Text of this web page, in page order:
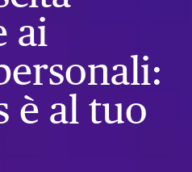
ai
è al tuo